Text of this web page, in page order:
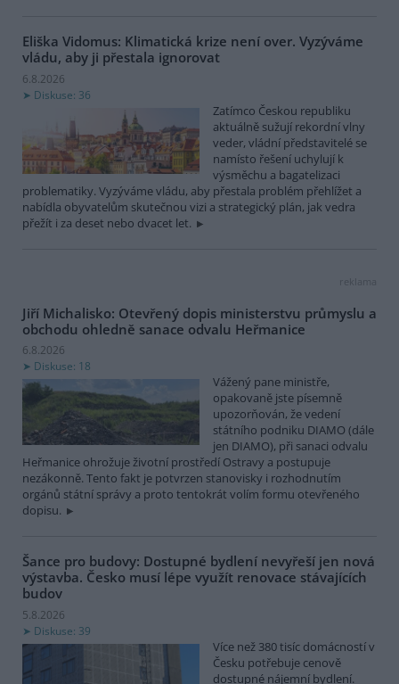
Eliška Vidomus: Klimatická krize není over. Vyzýváme
vládu, aby ji přestala ignorovat
6.8.2026
Diskuse: 36
Zatímco Českou republiku
aktuálně sužují rekordní vlny
veder, vládní představitelé se
namísto řešení uchylují k
výsměchu a bagatelizaci
problematiky. Vyzýváme vládu, aby přestala problém přehlížet a
nabídla obyvatelům skutečnou vizi a strategický plán, jak vedra
přežít i za deset nebo dvacet let.
reklama
Jiří Michalisko: Otevřený dopis ministerstvu průmyslu a
obchodu ohledně sanace odvalu Heřmanice
6.8.2026
Diskuse: 18
Vážený pane ministře,
opakovaně jste písemně
upozorňován, že vedení
státního podniku DIAMO (dále
jen DIAMO), při sanaci odvalu
Heřmanice ohrožuje životní prostředí Ostravy a postupuje
nezákonně. Tento fakt je potvrzen stanovisky i rozhodnutím
orgánů státní správy a proto tentokrát volím formu otevřeného
dopisu.
Šance pro budovy: Dostupné bydlení nevyřeší jen nová
výstavba. Česko musí lépe využít renovace stávajících
budov
5.8.2026
Diskuse: 39
Více než 380 tisíc domácností v
Česku potřebuje cenově
dostupné nájemní bydlení.